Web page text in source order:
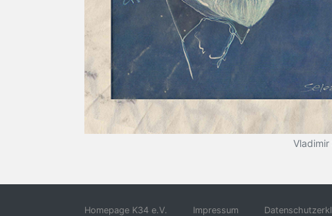
Homepage K34 e.V. Impressum